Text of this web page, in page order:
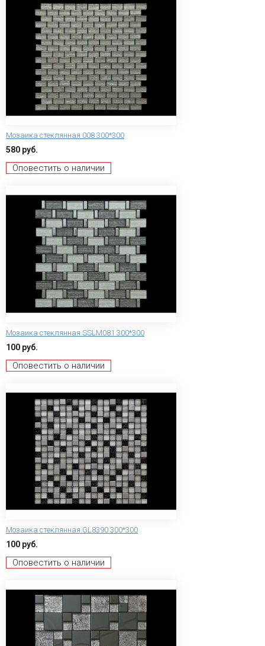
Мозаика стеклянная 008 300*300
580 руб.
Оповестить о наличии
Мозаика стеклянная SSLM081 300*300
100 руб.
Оповестить о наличии
Мозаика стеклянная GL8390 300*300
100 руб.
Оповестить о наличии